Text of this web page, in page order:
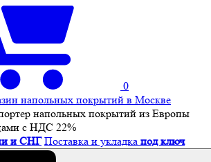
0
напольных покрытий из Европы
с НДС 22%
и СНГ Поставка и укладка под ключ